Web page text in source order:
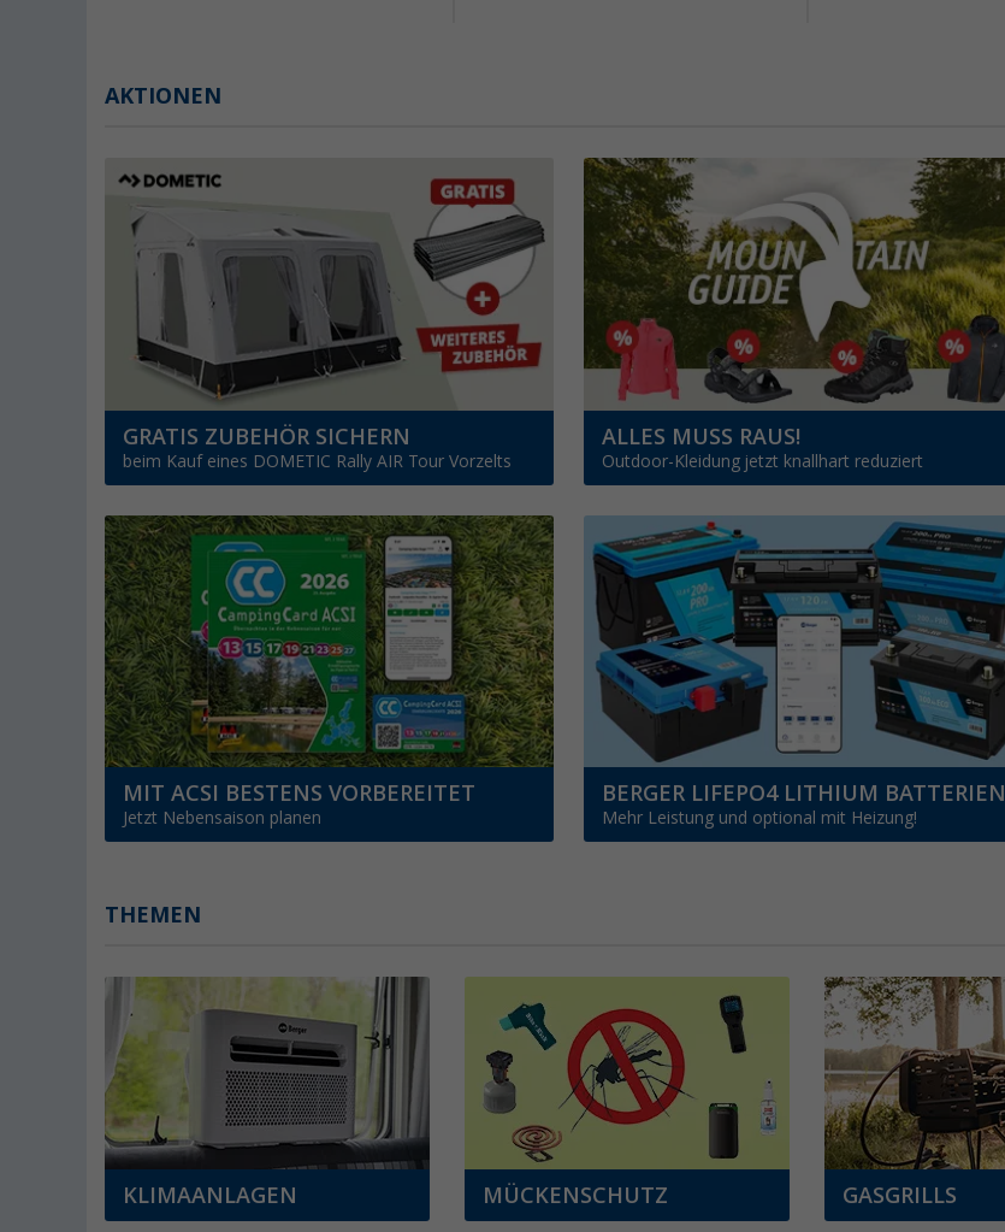
AKTIONEN
GRATIS ZUBEHÖR SICHERN
beim Kauf eines DOMETIC Rally AIR Tour Vorzelts
ALLES MUSS RAUS!
Outdoor-Kleidung jetzt knallhart reduziert
MIT ACSI BESTENS VORBEREITET
Jetzt Nebensaison planen
BERGER LIFEPO4 LITHIUM BATTERIEN
Mehr Leistung und optional mit Heizung!
THEMEN
KLIMAANLAGEN MÜCKENSCHUTZ GASGRILLS